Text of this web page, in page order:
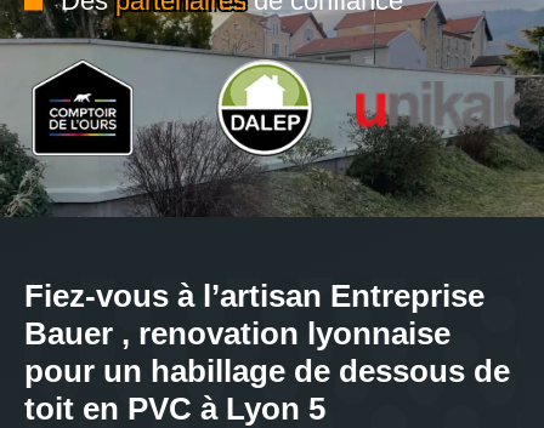
Fiez-vous à l’artisan Entreprise
Bauer , renovation lyonnaise
pour un habillage de dessous de
toit en PVC à Lyon 5